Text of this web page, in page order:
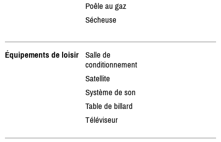
Poêle au gaz
Sécheuse
Équipements de loisir
Salle de
conditionnement
Satellite
Système de son
Table de billard
Téléviseur